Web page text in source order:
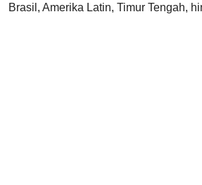
Brasil, Amerika Latin, Timur Tengah,